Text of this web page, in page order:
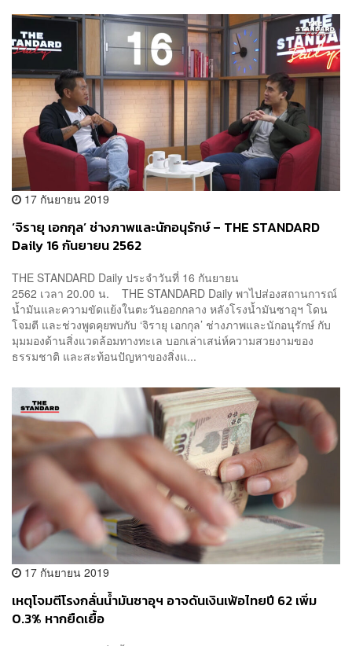
17 กันยายน 2019
‘จิรายุ เอกกุล’ ช่างภาพและนักอนุรักษ์ – THE STANDARD
Daily 16 กันยายน 2562
THE STANDARD Daily ประจำวันที่ 16 กันยายน
2562 เวลา 20.00 น. THE STANDARD Daily พาไปส่องสถานการณ์
น้ำมันและความขัดแย้งในตะวันออกกลาง หลังโรงน้ำมันซาอุฯ โดน
โจมตี และช่วงพูดคุยพบกับ ‘จิรายุ เอกกุล’ ช่างภาพและนักอนุรักษ์ กับ
มุมมองด้านสิ่งแวดล้อมทางทะเล บอกเล่าเสน่ห์ความสวยงามของ
ธรรมชาติ และสะท้อนปัญหาของสิ่งแ...
17 กันยายน 2019
เหตุโจมตีโรงกลั่นน้ำมันซาอุฯ อาจดันเงินเฟ้อไทยปี 62 เพิ่ม
0.3% หากยืดเยื้อ